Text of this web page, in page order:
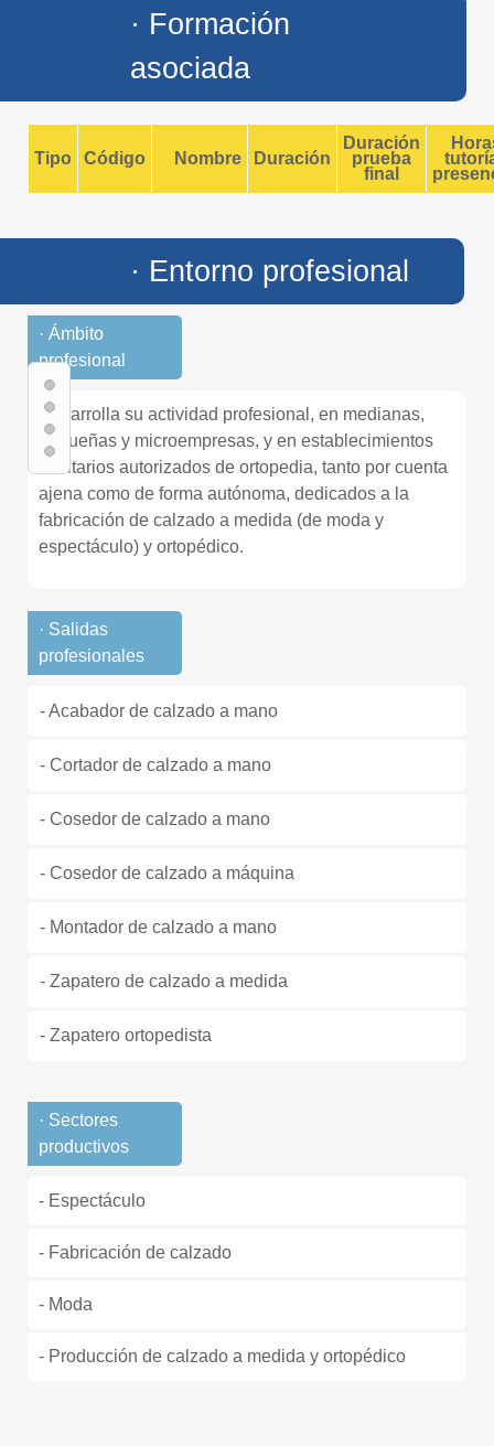
· Formación
asociada
Tipo Código Nombre Duración
Duración
prueba
final
· Entorno profesional
· Ámbito
profesional
Desarrolla su actividad profesional, en medianas,
pequeñas y microempresas, y en establecimientos
sanitarios autorizados de ortopedia, tanto por cuenta
ajena como de forma autónoma, dedicados a la
fabricación de calzado a medida (de moda y
espectáculo) y ortopédico.
· Salidas
profesionales
- Acabador de calzado a mano
- Cortador de calzado a mano
- Cosedor de calzado a mano
- Cosedor de calzado a máquina
- Montador de calzado a mano
- Zapatero de calzado a medida
- Zapatero ortopedista
· Sectores
productivos
- Espectáculo
- Fabricación de calzado
- Moda
- Producción de calzado a medida y ortopédico